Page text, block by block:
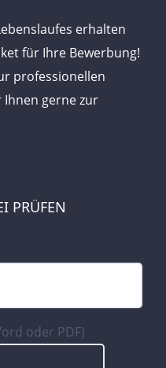
erhalten
für Ihre Bewerbung!
professionellen
gerne zur
PRÜFEN
oder PDF)